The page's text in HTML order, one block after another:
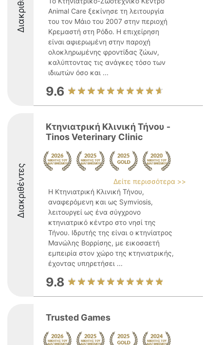
Animal Care ξεκίνησε τη λειτουργία
του τον Μάιο του 2007 στην περιοχή
Κρεμαστή στη Ρόδο. Η επιχείρηση
είναι αφιερωμένη στην παροχή
ολοκληρωμένης φροντίδας ζώων,
καλύπτοντας τις ανάγκες τόσο των
ιδιωτών όσο και ...
9.6
Διακριθέντες
Κτηνιατρική Κλινική Τήνου -
Tinos Veterinary Clinic
Δείτε περισσότερα >>
Η Κτηνιατρική Κλινική Τήνου,
αναφερόμενη και ως Symviosis,
λειτουργεί ως ένα σύγχρονο
κτηνιατρικό κέντρο στο νησί της
Τήνου. Ιδρυτής της είναι ο κτηνίατρος
Μανώλης Βορρίσης, με εικοσαετή
εμπειρία στον χώρο της κτηνιατρικής,
έχοντας υπηρετήσει ...
9.8
Trusted Games